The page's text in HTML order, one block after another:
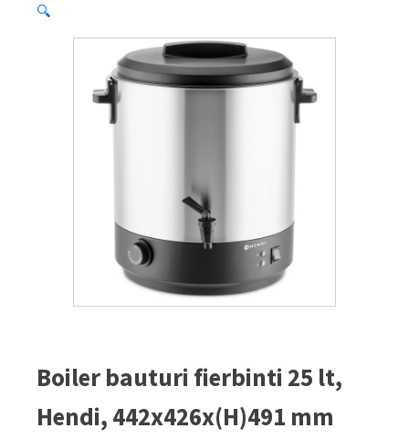
🔍
Boiler bauturi fierbinti 25 lt,
Hendi, 442x426x(H)491 mm